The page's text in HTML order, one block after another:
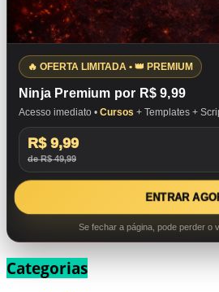
🔥 OFERTA LIMITADA • 👑 PREMIUM
Ninja Premium por R$ 9,99
Acesso imediato • Cursos + Templates +
R$ 9,99
de R$ 49,99
ENTRAR
Se fechar a página, pode perder o
Categorias